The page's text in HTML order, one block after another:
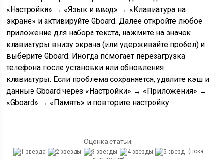
«Настройки» → «Язык и ввод» → «Клавиатура на
экране» и активируйте Gboard. Далее откройте любое
приложение для набора текста, нажмите на значок
клавиатуры внизу экрана (или удерживайте пробел) и
выберите Gboard. Иногда помогает перезагрузка
телефона после установки или обновления
клавиатуры. Если проблема сохраняется, удалите кэш и
данные Gboard через «Настройки» → «Приложения» →
«Gboard» → «Память» и повторите настройку.
Оценка статьи:
(пока